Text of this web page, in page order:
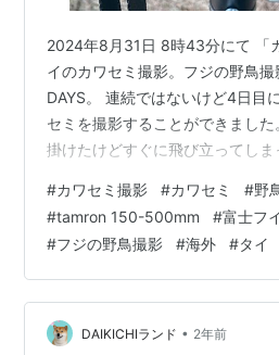
2024年8月31日 8時43分にて 「
イのカワセミ撮影。フジの野鳥撮
DAYS。 連続ではないけど4日目
セミを撮影することができまし
掛けたけどすぐに飛び立ってしま
撮影一択で少し後ろの方で三脚に
てカワセミが来るのを早朝から待
ちょっと待ってようやくカワセミ
は一度だけで、しかもほんとん
って飛翔シーンをしっかり収め
た。。ちなみに5日目はカワセミ
#カワセミ撮影 #カワセミ #野
#tamron 150-500mm #富士フ
#フジの野鳥撮影 #海外 #タイ
DAIKICHIランド • 2年前